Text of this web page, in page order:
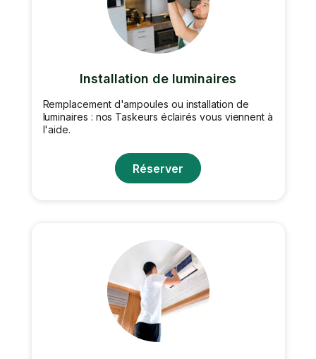
Installation de luminaires
Remplacement d'ampoules ou installation de
luminaires : nos Taskeurs éclairés vous viennent à
l'aide.
Réserver